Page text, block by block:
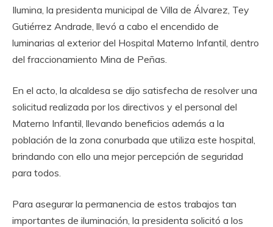
Ilumina, la presidenta municipal de Villa de Álvarez, Tey
Gutiérrez Andrade, llevó a cabo el encendido de
luminarias al exterior del Hospital Materno Infantil, dentro
del fraccionamiento Mina de Peñas.
En el acto, la alcaldesa se dijo satisfecha de resolver una
solicitud realizada por los directivos y el personal del
Materno Infantil, llevando beneficios además a la
población de la zona conurbada que utiliza este hospital,
brindando con ello una mejor percepción de seguridad
para todos.
Para asegurar la permanencia de estos trabajos tan
importantes de iluminación, la presidenta solicitó a los